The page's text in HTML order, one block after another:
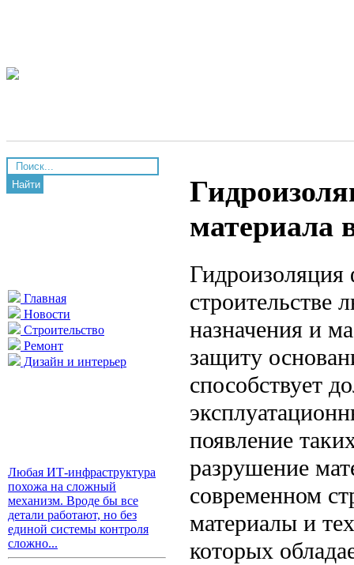
Найти
Главная
Новости
Строительство
Ремонт
Дизайн и интерьер
Любая ИТ-инфраструктура
похожа на сложный
механизм. Вроде бы все
детали работают, но без
единой системы контроля
сложно...
материала
строительстве
назначения и
защиту
способствует
появление
разрушение
современном
материалы и
которых